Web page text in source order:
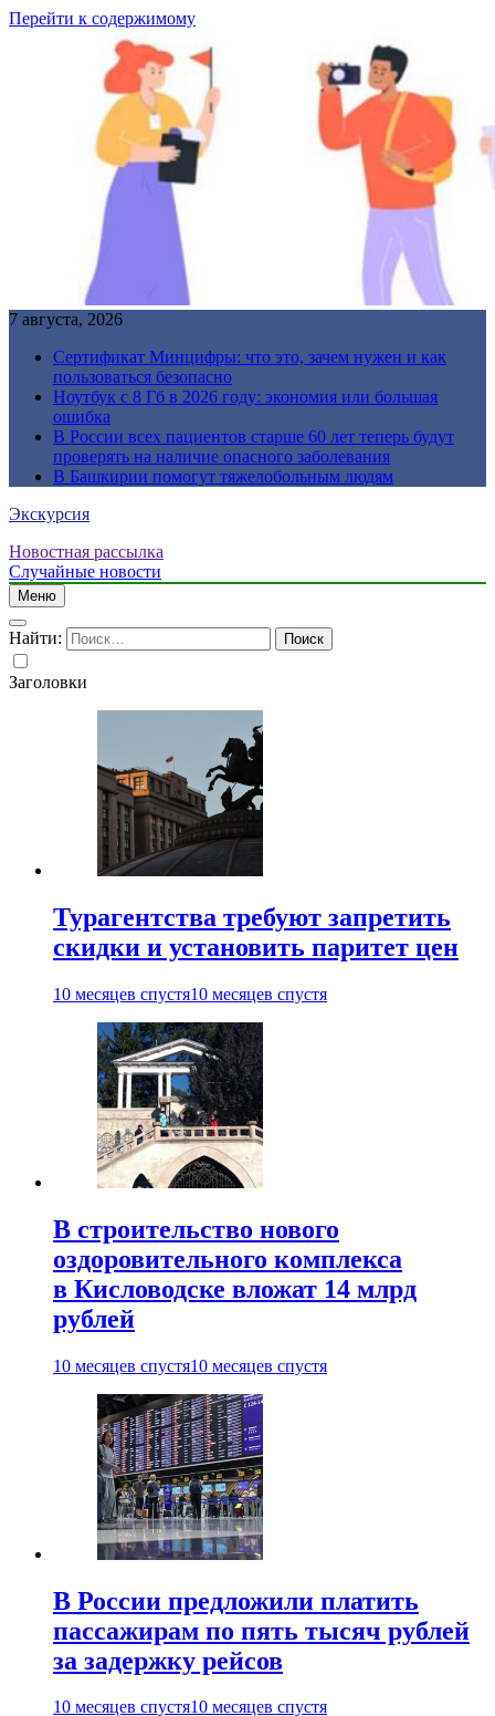
Перейти к содержимому
7 августа, 2026
Сертификат Минцифры: что это, зачем нужен и как
пользоваться безопасно
Ноутбук с 8 Гб в 2026 году: экономия или большая
ошибка
В России всех пациентов старше 60 лет теперь будут
проверять на наличие опасного заболевания
В Башкирии помогут тяжелобольным людям
Экскурсия
Новостная рассылка
Случайные новости
Меню
Найти:
Заголовки
Турагентства требуют запретить
скидки и установить паритет цен
10 месяцев спустя10 месяцев спустя
В строительство нового
оздоровительного комплекса
в Кисловодске вложат 14 млрд
рублей
10 месяцев спустя10 месяцев спустя
В России предложили платить
пассажирам по пять тысяч рублей
за задержку рейсов
10 месяцев спустя10 месяцев спустя